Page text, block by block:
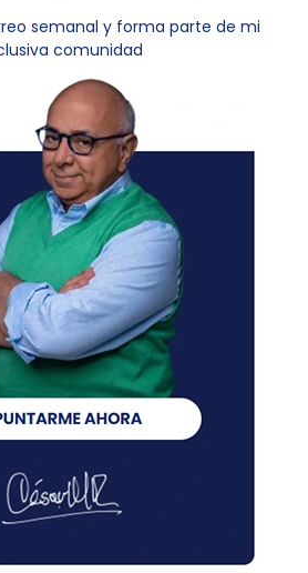
semanal y forma parte de mi
comunidad